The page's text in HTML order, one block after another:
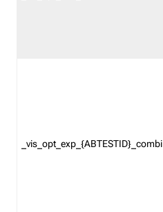
_vis_opt_exp_{ABTESTID}_combi